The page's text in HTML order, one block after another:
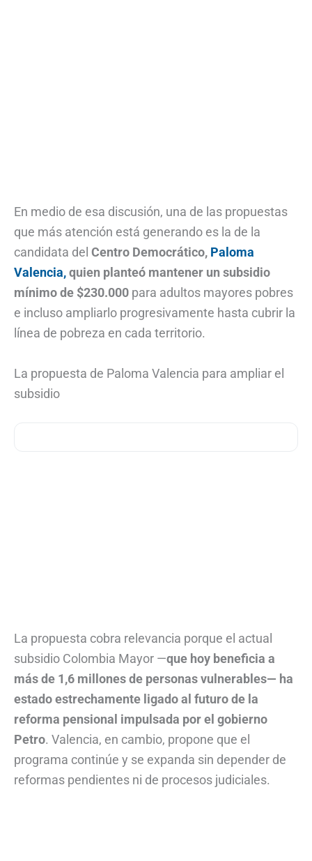
En medio de esa discusión, una de las propuestas
que más atención está generando es la de la
candidata del Centro Democrático, Paloma
Valencia,quien planteó mantener un subsidio
mínimo de $230.000 para adultos mayores pobres
e incluso ampliarlo progresivamente hasta cubrir la
línea de pobreza en cada territorio.
La propuesta de Paloma Valencia para ampliar el
subsidio
La propuesta cobra relevancia porque el actual
subsidio Colombia Mayor —que hoy beneficia a
más de 1,6 millones de personas vulnerables— ha
estado estrechamente ligado al futuro de la
reforma pensional impulsada por el gobierno
Petro. Valencia, en cambio, propone que el
programa continúe y se expanda sin depender de
reformas pendientes ni de procesos judiciales.